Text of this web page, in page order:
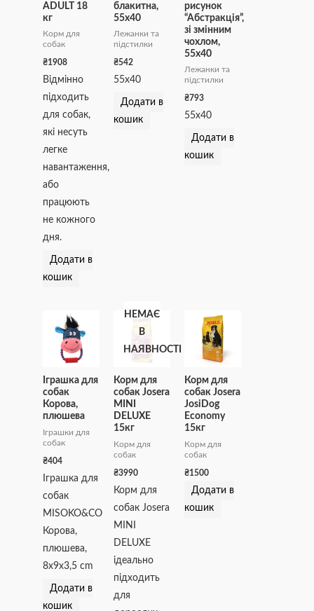
ADULT 18
кг
Корм для
собак
₴1908
Відмінно
підходить
для собак,
які несуть
легке
навантаження,
або
працюють
не кожного
дня.
Додати в
кошик
блакитна,
55х40
Лежанки та
підстилки
₴542
55х40
Додати в
кошик
рисунок
“Абстракція”,
зі змінним
чохлом,
55х40
Лежанки та
підстилки
₴793
55х40
Додати в
кошик
Іграшка для
собак
Корова,
плюшева
Іграшки для
собак
₴404
Іграшка для
собак
MISOKO&CO
Корова,
плюшева,
8х9х3,5 cm
Додати в
кошик
НЕМАЄ
В
НАЯВНОСТІ
Корм для
собак Josera
MINI
DELUXE
15кг
Корм для
собак
₴3990
Корм для
собак Josera
MINI
DELUXE
ідеально
підходить
для
Корм для
собак Josera
JosiDog
Economy
15кг
Корм для
собак
₴1500
Додати в
кошик